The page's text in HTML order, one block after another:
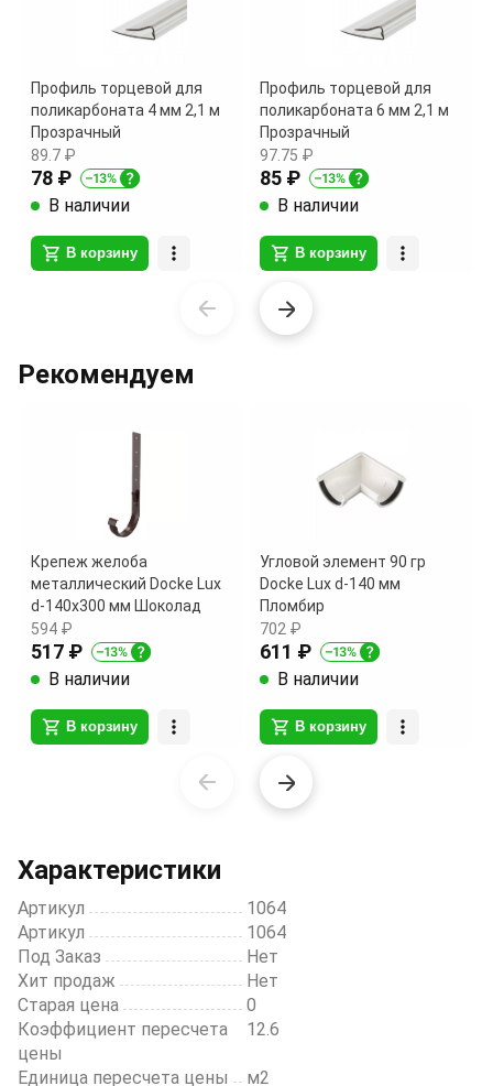
Рекомендуем
Крепеж желоба
металлический Docke Lux
d-140х300 мм Шоколад
594 ₽
517 ₽
В наличии
В корзину
Угловой элемент 90 гр
Docke Lux d-140 мм
Пломбир
702 ₽
611 ₽
В наличии
В корзину
20
Профиль торцевой для
поликарбоната 4 мм 2,1 м
Прозрачный
89.7 ₽
78 ₽
В наличии
В корзину
Профиль торцевой для
поликарбоната 6 мм 2,1 м
Прозрачный
97.75 ₽
85 ₽
В наличии
В корзину
of
9
Характеристики
Артикул
1064
Артикул
1064
Под Заказ
Нет
Хит продаж
Нет
Старая цена
0
Коэффициент пересчета
цены
12.6
Единица пересчета цены м2